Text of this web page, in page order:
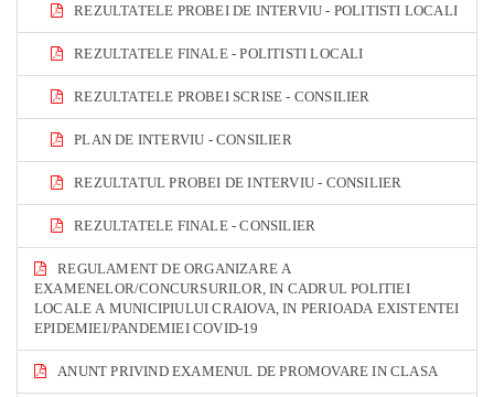
REZULTATELE PROBEI DE INTERVIU - POLITISTI LOCALI
REZULTATELE FINALE - POLITISTI LOCALI
REZULTATELE PROBEI SCRISE - CONSILIER
PLAN DE INTERVIU - CONSILIER
REZULTATUL PROBEI DE INTERVIU - CONSILIER
REZULTATELE FINALE - CONSILIER
REGULAMENT DE ORGANIZARE A
EXAMENELOR/CONCURSURILOR, IN CADRUL POLITIEI
LOCALE A MUNICIPIULUI CRAIOVA, IN PERIOADA EXISTENTEI
EPIDEMIEI/PANDEMIEI COVID-19
ANUNT PRIVIND EXAMENUL DE PROMOVARE IN CLASA